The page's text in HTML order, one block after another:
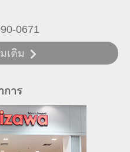
0671
เติม
าร